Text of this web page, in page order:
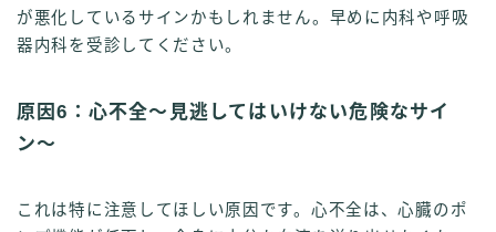
が悪化しているサインかもしれません。早めに内科や呼吸
器内科を受診してください。
原因6：心不全〜見逃してはいけない危険なサイ
ン〜
これは特に注意してほしい原因です。心不全は、心臓のポ